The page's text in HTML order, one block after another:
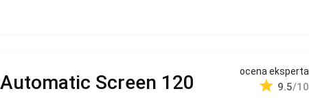
Screen 120 ocena eksperta
9.5/10